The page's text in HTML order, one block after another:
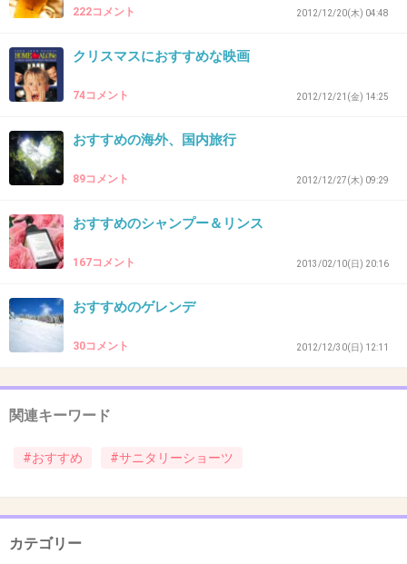
-2
46. 匿名2013/02/20(水) 01:17:12
さすがにこだわりなしって最初に書いた私だけど普通のパ
ンツはさすがにナプキンつけないや
からはみ出ちゃうしね
生理用だとはみ出したりしなかったり結構いいよ
＞＞４６
48. 匿名 2013/02/20(水) 01:18:51
222コメント 2012/12/20(木) 04:48
クリスマスにおすすめな映画
74コメント 2012/12/21(金) 14:25
おすすめの海外、国内旅行
89コメント 2012/12/27(木) 09:29
おすすめのシャンプー＆リンス
167コメント 2013/02/10(日) 20:16
おすすめのゲレンデ
30コメント 2012/12/30(日) 12:11
関連キーワード
#おすすめ #サニタリーショーツ
カテゴリー